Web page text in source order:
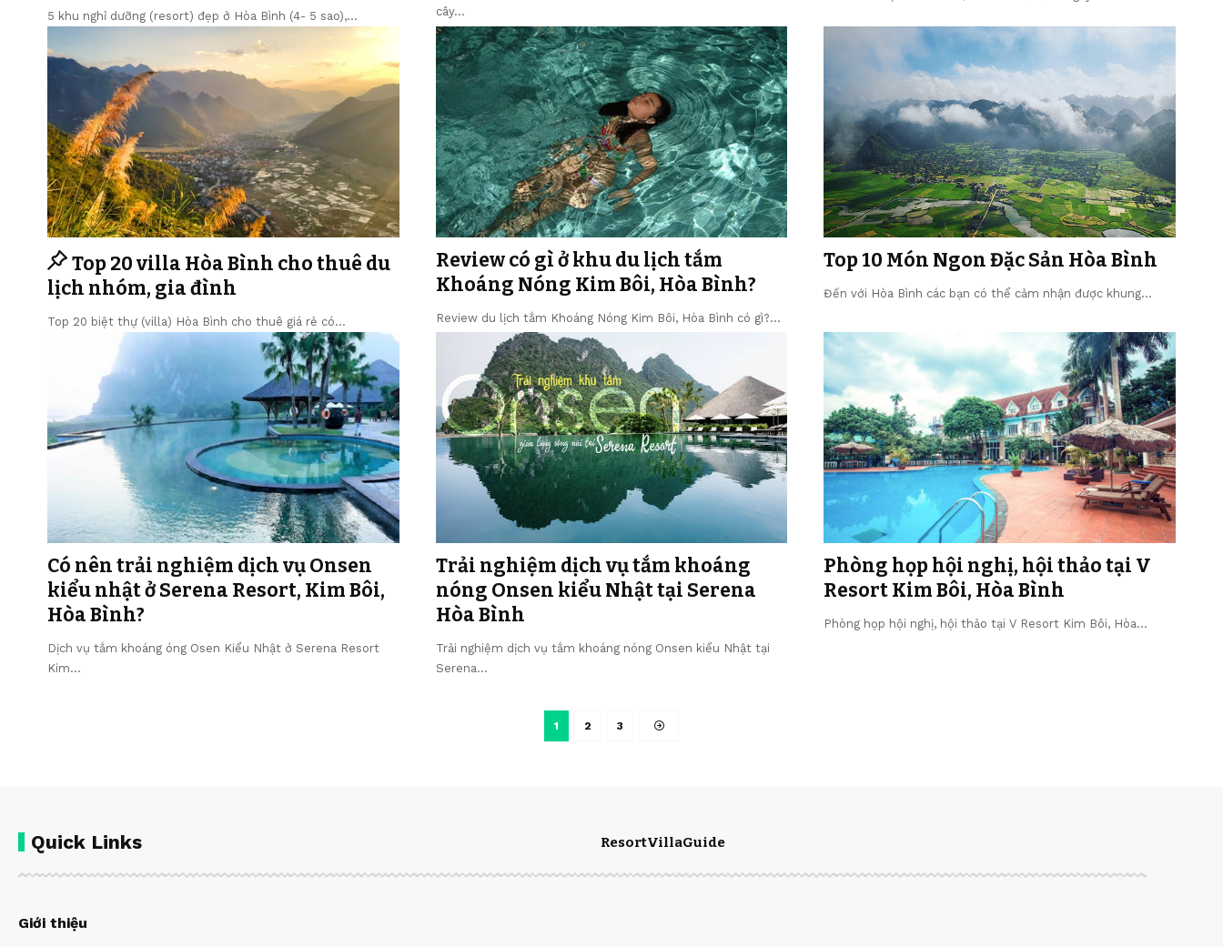
5 khu nghỉ dưỡng (resort) đẹp ở Hòa Bình (4- 5 sao),…
cây…
Top 20 villa Hòa Bình cho thuê du
lịch nhóm, gia đình
Top 20 biệt thự (villa) Hòa Bình cho thuê giá rẻ có…
Review có gì ở khu du lịch tắm
Khoáng Nóng Kim Bôi, Hòa Bình?
Review du lịch tắm Khoáng Nóng Kim Bôi, Hòa Bình có gì?…
Top 10 Món Ngon Đặc Sản Hòa Bình
Đến với Hòa Bình các bạn có thể cảm nhận được khung…
Có nên trải nghiệm dịch vụ Onsen
kiểu nhật ở Serena Resort, Kim Bôi,
Hòa Bình?
Dịch vụ tắm khoáng óng Osen Kiểu Nhật ở Serena Resort
Kim…
Trải nghiệm dịch vụ tắm khoáng
nóng Onsen kiểu Nhật tại Serena
Hòa Bình
Trải nghiệm dịch vụ tắm khoáng nóng Onsen kiểu Nhật tại
Serena…
Phòng họp hội nghị, hội thảo tại V
Resort Kim Bôi, Hòa Bình
Phòng họp hội nghị, hội thảo tại V Resort Kim Bôi, Hòa…
1 2 3
Quick Links ResortVillaGuide
Giới thiệu